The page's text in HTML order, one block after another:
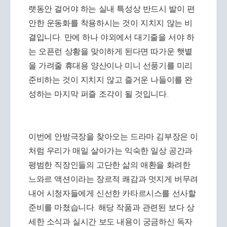
랫동안 걸어야 하는 실내 특성상 반드시 발이 편
안한 운동화를 착용하시는 것이 지치지 않는 비
결입니다. 만에 하나 야외에서 대기줄을 서야 하
는 오픈런 상황을 맞이하게 된다면 따가운 햇볕
을 가려줄 휴대용 양산이나 미니 선풍기를 미리
준비하는 것이 지치지 않고 즐거운 나들이를 완
성하는 마지막 퍼즐 조각이 될 것입니다.
이번에 안방극장을 찾아오는 드라마 김부장은 이
처럼 우리가 매일 살아가는 익숙한 일상 공간과
평범한 직장인들의 고단한 삶의 애환을 화려한
느와르 액션이라는 장르적 쾌감과 멋지게 버무려
내어 시청자들에게 신선한 카타르시스를 선사할
준비를 마쳤습니다. 해당 작품과 관련된 보다 상
세한 소식과 실시간 보도 내용이 궁금하신 독자